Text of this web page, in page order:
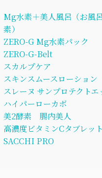
Mg水素＋美人風呂（お風
素）
ZERO-G Mg水素パック
ZERO-G-Belt
スカルプケア
スキンスムースローション
スレーヌ サンプロテクトエ
ハイパーローカボ
美2酵素 腸内美人
高濃度ビタミンCタブレット
SACCHI PRO